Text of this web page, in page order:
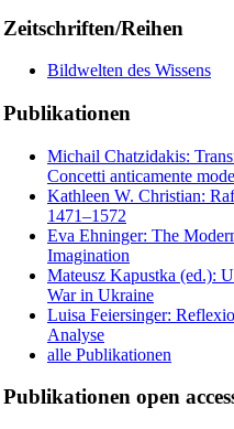
Zeitschriften/Reihen
Bildwelten des Wissens
Publikationen
Michail Chatzidakis:
Concetti anticamente
Kathleen W. Christian:
1471–1572
Eva Ehninger: The
Imagination
Mateusz Kapustka (ed.):
War in Ukraine
Luisa Feiersinger:
Analyse
alle Publikationen
Publikationen open